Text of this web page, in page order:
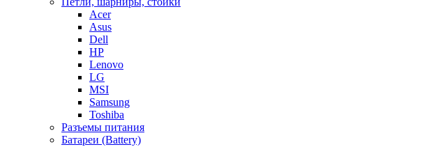
Acer
Asus
Dell
HP
Lenovo
LG
MSI
Samsung
Toshiba
Разъемы питания
Батареи (Battery)